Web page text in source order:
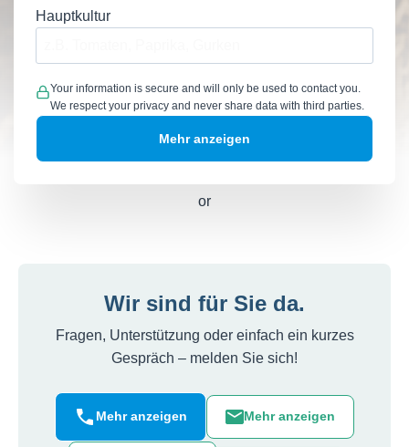
Hauptkultur
Your information is secure and will only be used to contact you.
We respect your privacy and never share data with third parties.
or
Wir sind für Sie da.
Fragen, Unterstützung oder einfach ein kurzes
Gespräch – melden Sie sich!